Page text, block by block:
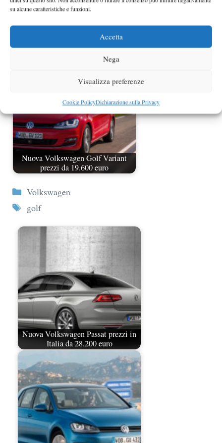
su alcune caratteristiche e funzioni.
Accetta
Nega
Visualizza preferenze
Cookie PolicyDichiarazione sulla Privacy
VW Golf a metano al debutto in
Nuova Volkswagen Golf Variant
prezzi da 19.600 euro
Categorie
Volkswagen
Tag
golf
Nuova Volkswagen Passat prezzi in
Italia da 28.200 euro